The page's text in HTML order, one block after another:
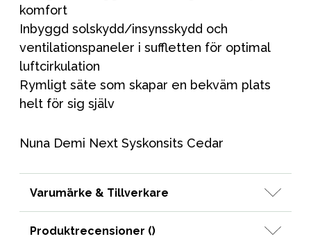
komfort
Inbyggd solskydd/insynsskydd och
ventilationspaneler i suffletten för optimal
luftcirkulation
Rymligt säte som skapar en bekväm plats
helt för sig själv
Nuna Demi Next Syskonsits Cedar
Varumärke & Tillverkare
Produktrecensioner ()